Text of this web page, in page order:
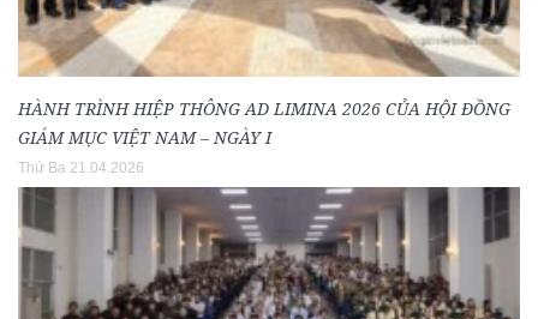
HÀNH TRÌNH HIỆP THÔNG AD LIMINA 2026 CỦA HỘI ĐỒNG
GIÁM MỤC VIỆT NAM – NGÀY I
Thứ Ba 21.04.2026